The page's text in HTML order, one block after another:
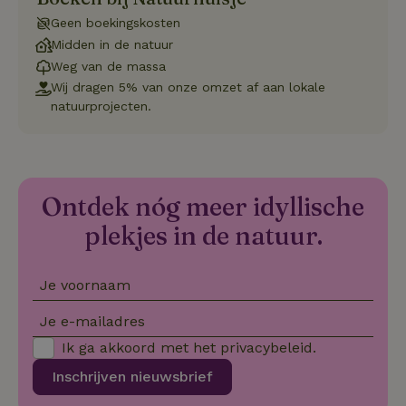
Geen boekingskosten
Midden in de natuur
Weg van de massa
Wij dragen 5% van onze omzet af aan lokale
natuurprojecten.
Ontdek nóg meer idyllische
plekjes in de natuur.
Je voornaam
Je e-mailadres
Inschrijven nieuwsbrief
Ik ga akkoord met het privacybeleid.
CookieScriptConsent
CookieScript
53
gebruikt
de
sessies.
_pinterest_ct_ua
.ct.pinterest.com